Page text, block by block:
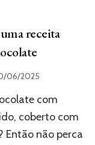
receita
06/2025
com
coberto com
Então não perca